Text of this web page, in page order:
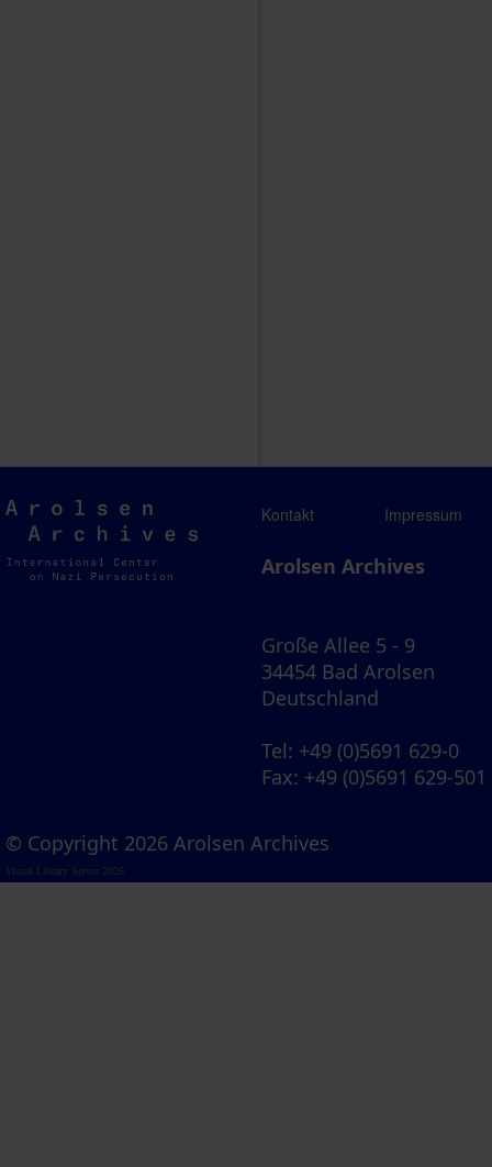
Arolsen
Archives
Kontakt Impressum
Arolsen Archives
Große Allee 5 - 9
34454 Bad Arolsen
Deutschland
Tel: +49 (0)5691 629-0
Fax: +49 (0)5691 629-501
© Copyright 2026 Arolsen Archives
Visual Library Server 2026